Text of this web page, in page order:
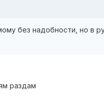
без надобности, но в
раздам